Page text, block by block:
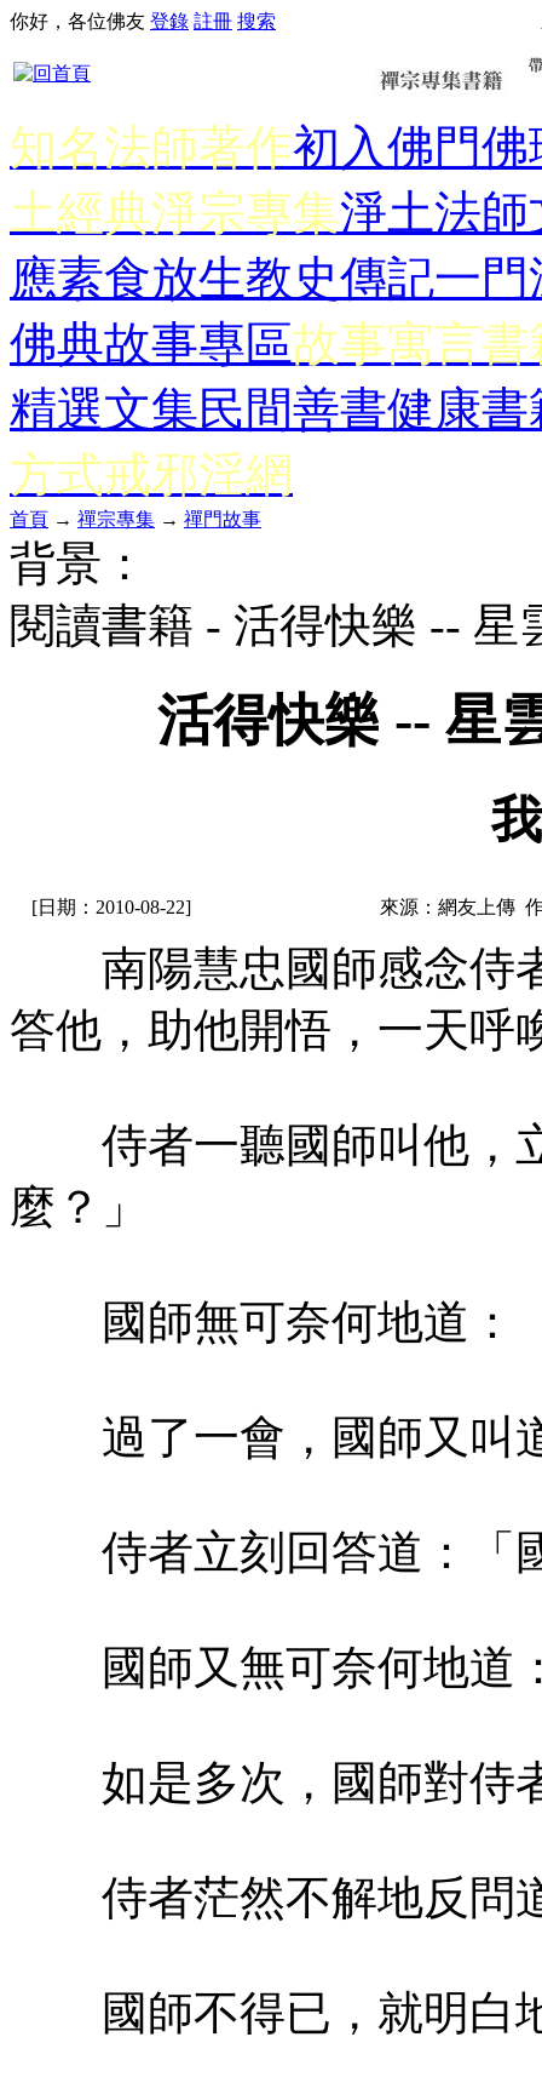
你好，各位佛友 登錄 註冊 搜索
知名法師著作初入佛門佛
土經典淨宗專集淨土法師
應素食放生教史傳記一門
佛典故事專區故事寓言書
精選文集民間善書健康書
方式戒邪淫網
首頁 → 禪宗專集 → 禪門故事
背景：
閱讀書籍 - 活得快樂 --
活得快樂 -- 星
[日期：2010-08-22] 來源：網友上傳
南陽慧忠國師感念侍
答他，助他開悟，一天呼
侍者一聽國師叫他，
麼？」
國師無可奈何地道：
過了一會，國師又叫
侍者立刻回答道：「
國師又無可奈何地道
如是多次，國師對侍
侍者茫然不解地反問
國師不得已，就明白